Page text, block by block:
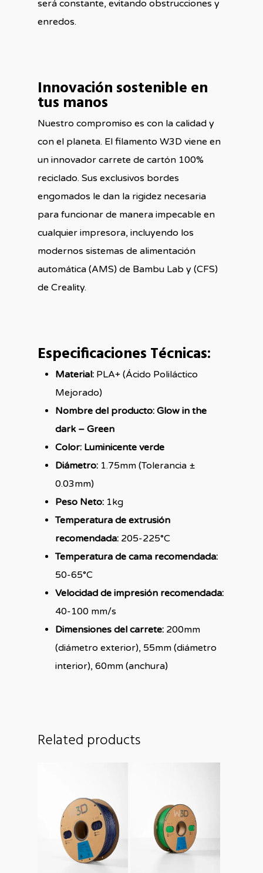
será constante, evitando obstrucciones y
enredos.
Innovación sostenible en
tus manos
Nuestro compromiso es con la calidad y
con el planeta. El filamento W3D viene en
un innovador carrete de cartón 100%
reciclado. Sus exclusivos bordes
engomados le dan la rigidez necesaria
para funcionar de manera impecable en
cualquier impresora, incluyendo los
modernos sistemas de alimentación
automática (AMS) de Bambu Lab y (CFS)
de Creality.
Especificaciones Técnicas:
Material: PLA+ (Ácido Poliláctico
Mejorado)
Nombre del producto: Glow in the
dark – Green
Color: Luminicente verde
Diámetro: 1.75mm (Tolerancia ±
0.03mm)
Peso Neto: 1kg
Temperatura de extrusión
recomendada: 205-225°C
Temperatura de cama recomendada:
50-65°C
Velocidad de impresión recomendada:
40-100 mm/s
Dimensiones del carrete: 200mm
(diámetro exterior), 55mm (diámetro
interior), 60mm (anchura)
Related products